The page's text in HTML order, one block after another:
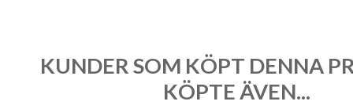
KUNDER SOM KÖPT DENNA
KÖPTE ÄVEN...